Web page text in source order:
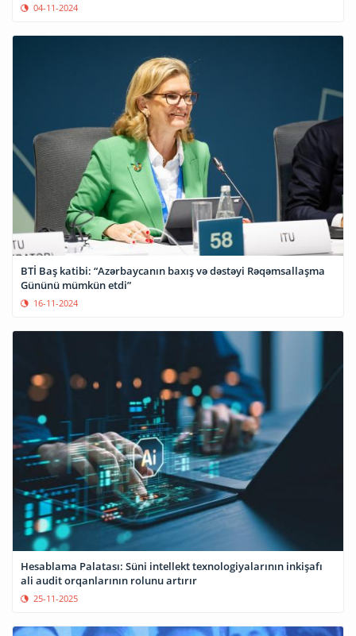
04-11-2024
BTİ Baş katibi: “Azərbaycanın baxış və dəstəyi Rəqəmsallaşma
Gününü mümkün etdi”
16-11-2024
Hesablama Palatası: Süni intellekt texnologiyalarının inkişafı
ali audit orqanlarının rolunu artırır
25-11-2025